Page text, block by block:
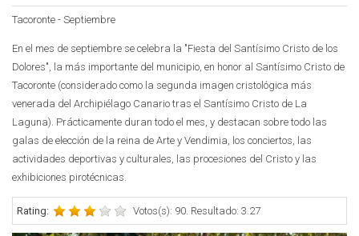
Tacoronte - Septiembre
En el mes de septiembre se celebra la "Fiesta del Santísimo Cristo de los
Dolores", la más importante del municipio, en honor al Santísimo Cristo de
Tacoronte (considerado como la segunda imagen cristológica más
venerada del Archipiélago Canario tras el Santísimo Cristo de La
Laguna). Prácticamente duran todo el mes, y destacan sobre todo las
galas de elección de la reina de Arte y Vendimia, los conciertos, las
actividades deportivas y culturales, las procesiones del Cristo y las
exhibiciones pirotécnicas.
Rating: Votos(s): 90. Resultado: 3.27